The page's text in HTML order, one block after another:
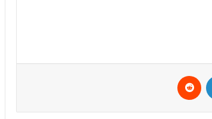
لینکداین